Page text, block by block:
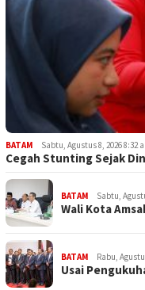
BATAM Sabtu, Agustus 8, 2026 8:32
Cegah Stunting Sejak
BATAM Sabtu,
Wali Kota
BATAM Rabu,
Usai